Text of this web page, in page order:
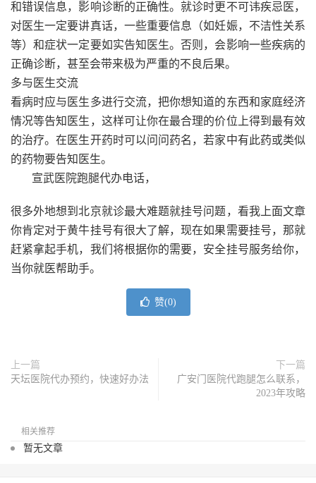
和错误信息，影响诊断的正确性。就诊时更不可讳疾忌医，
对医生一定要讲真话，一些重要信息（如妊娠，不洁性关系
等）和症状一定要如实告知医生。否则，会影响一些疾病的
正确诊断，甚至会带来极为严重的不良后果。
多与医生交流
看病时应与医生多进行交流，把你想知道的东西和家庭经济
情况等告知医生，这样可让你在最合理的价位上得到最有效
的治疗。在医生开药时可以问问药名，若家中有此药或类似
的药物要告知医生。
宣武医院跑腿代办电话，
很多外地想到北京就诊最大难题就挂号问题，看我上面文章
你肯定对于黄牛挂号有很大了解，现在如果需要挂号，那就
赶紧拿起手机，我们将根据你的需要，安全挂号服务给你，
当你就医帮助手。
赞(0)
上一篇
天坛医院代办预约，快速好办法
下一篇
广安门医院代跑腿怎么联系，
2023年攻略
相关推荐
暂无文章